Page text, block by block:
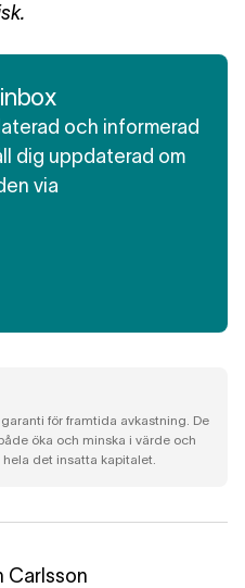
och informerad
dig uppdaterad om
via
för framtida avkastning. De
öka och minska i värde och
det insatta kapitalet.
Carlsson